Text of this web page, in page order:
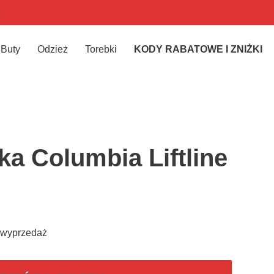
Buty Odzież Torebki KODY RABATOWE I ZNIŻKI
Columbia Liftline